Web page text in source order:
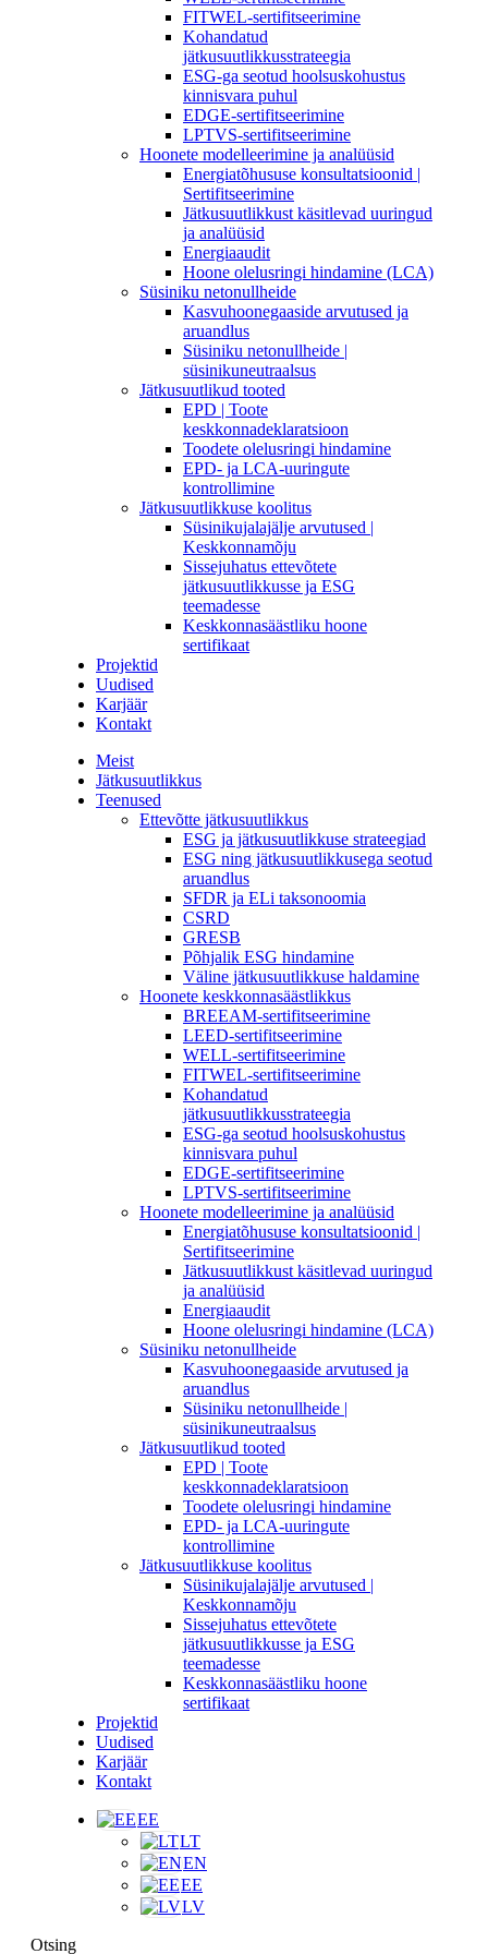
FITWEL-sertifitseerimine
Kohandatud
jätkusuutlikkusstrateegia
ESG-ga seotud hoolsuskohustus
kinnisvara puhul
EDGE-sertifitseerimine
LPTVS-sertifitseerimine
Hoonete modelleerimine ja analüüsid
Energiatõhususe konsultatsioonid |
Sertifitseerimine
Jätkusuutlikkust käsitlevad uuringud
ja analüüsid
Energiaaudit
Hoone olelusringi hindamine (LCA)
Süsiniku netonullheide
Kasvuhoonegaaside arvutused ja
aruandlus
Süsiniku netonullheide |
süsinikuneutraalsus
Jätkusuutlikud tooted
EPD | Toote
keskkonnadeklaratsioon
Toodete olelusringi hindamine
EPD- ja LCA-uuringute
kontrollimine
Jätkusuutlikkuse koolitus
Süsinikujalajälje arvutused |
Keskkonnamõju
Sissejuhatus ettevõtete
jätkusuutlikkusse ja ESG
teemadesse
Keskkonnasäästliku hoone
sertifikaat
Projektid
Uudised
Karjäär
Kontakt
Meist
Jätkusuutlikkus
Teenused
Ettevõtte jätkusuutlikkus
ESG ja jätkusuutlikkuse strateegiad
ESG ning jätkusuutlikkusega seotud
aruandlus
SFDR ja ELi taksonoomia
CSRD
GRESB
Põhjalik ESG hindamine
Väline jätkusuutlikkuse haldamine
Hoonete keskkonnasäästlikkus
BREEAM-sertifitseerimine
LEED-sertifitseerimine
WELL-sertifitseerimine
FITWEL-sertifitseerimine
Kohandatud
jätkusuutlikkusstrateegia
ESG-ga seotud hoolsuskohustus
kinnisvara puhul
EDGE-sertifitseerimine
LPTVS-sertifitseerimine
Hoonete modelleerimine ja analüüsid
Energiatõhususe konsultatsioonid |
Sertifitseerimine
Jätkusuutlikkust käsitlevad uuringud
ja analüüsid
Energiaaudit
Hoone olelusringi hindamine (LCA)
Süsiniku netonullheide
Kasvuhoonegaaside arvutused ja
aruandlus
Süsiniku netonullheide |
süsinikuneutraalsus
Jätkusuutlikud tooted
EPD | Toote
keskkonnadeklaratsioon
Toodete olelusringi hindamine
EPD- ja LCA-uuringute
kontrollimine
Jätkusuutlikkuse koolitus
Süsinikujalajälje arvutused |
Keskkonnamõju
Sissejuhatus ettevõtete
jätkusuutlikkusse ja ESG
teemadesse
Keskkonnasäästliku hoone
sertifikaat
Projektid
Uudised
Karjäär
Kontakt
EE
LT
EN
EE
LV
Otsing